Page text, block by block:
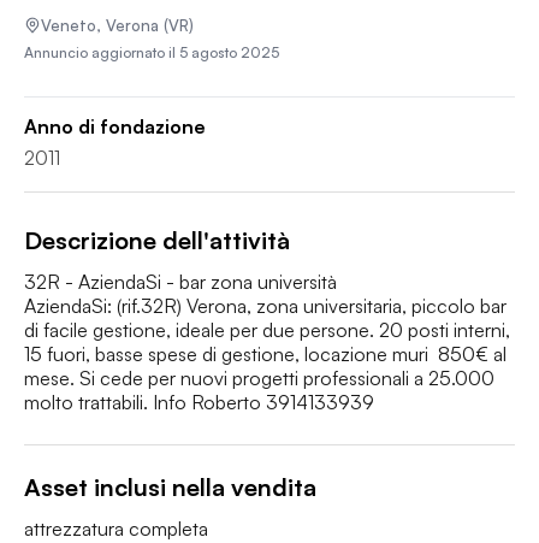
Veneto, Verona (VR)
Annuncio aggiornato il 5 agosto 2025
Anno di fondazione
2011
Descrizione dell'attività
32R - AziendaSi - bar zona università
AziendaSi: (rif.32R) Verona, zona universitaria, piccolo bar
di facile gestione, ideale per due persone. 20 posti interni,
15 fuori, basse spese di gestione, locazione muri  850€ al
mese. Si cede per nuovi progetti professionali a 25.000
molto trattabili. Info Roberto 3914133939
Asset inclusi nella vendita
attrezzatura completa